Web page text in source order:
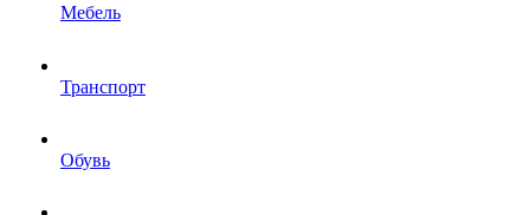
Мебель
Транспорт
Обувь